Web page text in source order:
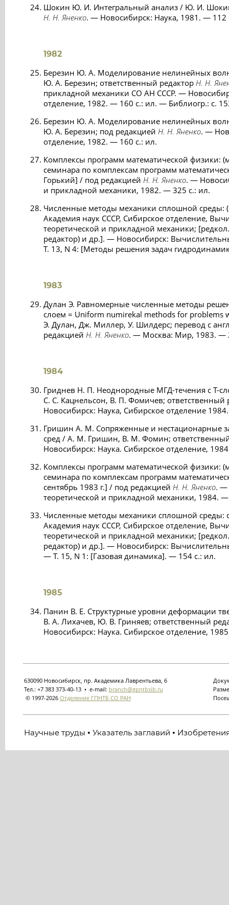
Шокин Ю. И. Интегральный анализ / Ю. И.
Н. Н. Яненко. — Новосибирск: Наука, 1981. — 112
1982
Березин Ю. А. Моделирование нелинейных
Ю. А. Березин; ответственный редактор Н. Н.
прикладной механики СО АН СССР. —
отделение, 1982. — 160 с.: ил. — Библиогр.: с.
Березин Ю. А. Моделирование нелинейных
Ю. А. Березин; под редакцией Н. Н. Яненко. —
отделение, 1982. — 160 с.: ил.
Комплексы программ математической физики:
семинара по комплексам программ
Горький] / под редакцией Н. Н. Яненко. —
и прикладной механики, 1982. — 325 с.: ил.
Численные методы механики сплошной среды:
Академия наук СССР, Сибирское отделение,
теоретической и прикладной механики;
редактор) и др.]. — Новосибирск:
Т. 13, N 4: [Методы решения задач
1983
Дулан Э. Равномерные численные методы
слоем = Uniform numirekal methods for problems
Э. Дулан, Дж. Миллер, У. Шилдерс; перевод с
редакцией Н. Н. Яненко. — Москва: Мир, 1983. —
1984
Гриднев Н. П. Неоднородные МГД-течения с Т-
С. С. Кацнельсон, В. П. Фомичев; ответственный
Новосибирск: Наука, Сибирское отделение
Гришин А. М. Сопряженные и нестационарные
сред / А. М. Гришин, В. М. Фомин;
Новосибирск: Наука. Сибирское отделение,
Комплексы программ математической физики:
семинара по комплексам программ
сентябрь 1983 г.] / под редакцией Н. Н. Яненко. —
теоретической и прикладной механики, 1984.
Численные методы механики сплошной среды:
Академия наук СССР, Сибирское отделение,
теоретической и прикладной механики;
редактор) и др.]. — Новосибирск:
— Т. 15, N 1: [Газовая динамика]. — 154 с.: ил.
1985
Панин В. Е. Структурные уровни деформации
В. А. Лихачев, Ю. В. Гриняев; ответственный
Новосибирск: Наука. Сибирское отделение,
630090 Новосибирск, пр. Академика Лаврентьева, 6
Тел.: +7 383 373-40-13 • e-mail: branch@gpntbsib.ru
© 1997-2026 Отделение ГПНТБ СО РАН
Научные труды • Указатель заглавий •